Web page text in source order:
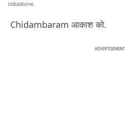
indiadivine
Chidambaram आकाश को.
ADVERTISEMENT